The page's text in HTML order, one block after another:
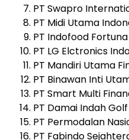
PT Swapro
PT Midi Utama
PT Indofood
PT LG Elctronics
PT Mandiri Utama
PT Binawan Inti
PT Smart Multi
PT Damai Indah Golf
PT Permodalan
PT Fabindo